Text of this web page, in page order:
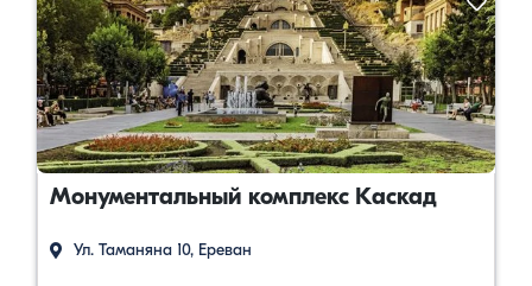
Монументальный комплекс Каскад
Ул. Таманяна 10, Ереван